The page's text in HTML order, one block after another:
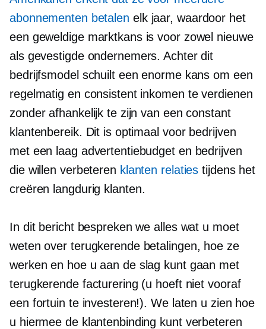
abonnementen betalen elk jaar, waardoor het
een geweldige marktkans is voor zowel nieuwe
als gevestigde ondernemers. Achter dit
bedrijfsmodel schuilt een enorme kans om een ​​
regelmatig en consistent inkomen te verdienen
zonder afhankelijk te zijn van een constant
klantenbereik. Dit is optimaal voor bedrijven
met een laag advertentiebudget en bedrijven
die willen verbeteren klanten relaties tijdens het
creëren langdurig klanten.
In dit bericht bespreken we alles wat u moet
weten over terugkerende betalingen, hoe ze
werken en hoe u aan de slag kunt gaan met
terugkerende facturering (u hoeft niet vooraf
een fortuin te investeren!). We laten u zien hoe
u hiermee de klantenbinding kunt verbeteren